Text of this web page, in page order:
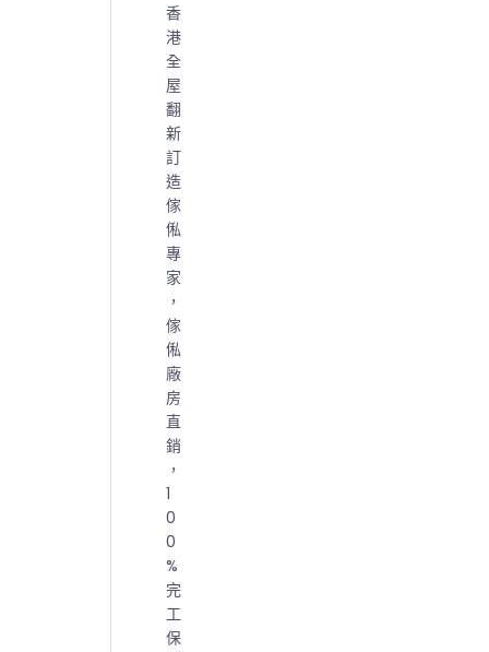
香
港
全
屋
翻
新
訂
造
傢
俬
專
家
，
傢
俬
廠
房
直
銷
，
1
0
0
%
完
工
保